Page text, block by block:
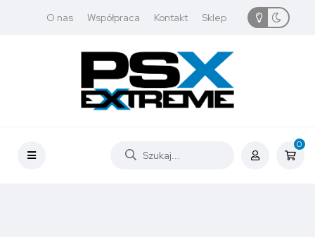
O nas Współpraca Kontakt Sklep
0